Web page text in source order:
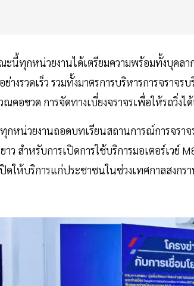
ะนี้ทุกหน่วยงานได้เตรียมความพร้อมทั้งบุคลา
างรวดเร็ว รวมทั้งมาตรการบริหารการจรา
คอขวด การจัดทางเบี่ยงจราจรเพื่อให้รถวิ่งไ
กหน่วยงานถอดบทเรียนสถานการณ์การจร
ยาว สำหรับการเปิดการใช้บริการมอเตอร์เว
ดให้บริการแก่ประชาชนในช่วงเทศกาลสงกร